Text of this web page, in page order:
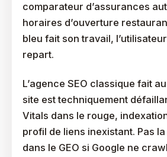
comparateur d’assurances
horaires d’ouverture
bleu fait son travail,
repart.
L’agence SEO classique fait
site est techniquement
Vitals dans le rouge,
profil de liens inexistant. Pas
dans le GEO si Google ne